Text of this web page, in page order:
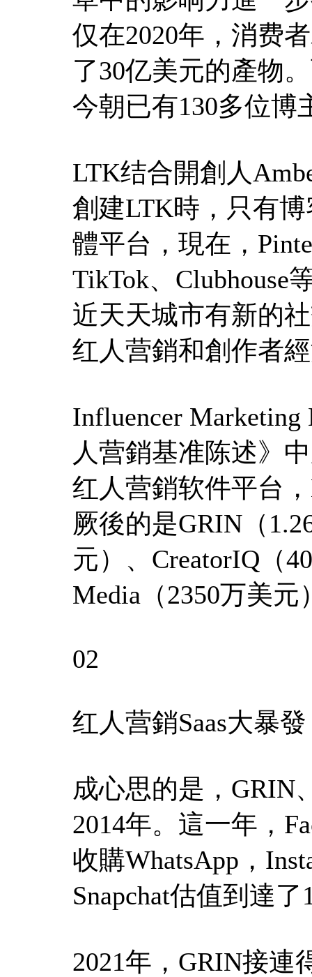
仅在2020年，消费
了30亿美元的產物
今朝已有130多位博
LTK结合開創人
創建LTK時，只有博
體平台，現在，
TikTok、Clubhouse
近天天城市有新的
红人营銷和創作者
Influencer Marketing
人营銷基准陈述》
红人营銷软件平台
厥後的是GRIN（
元）、CreatorIQ（
Media（2350万美元
02
红人营銷Saas大暴發
成心思的是，GRIN
2014年。這一年，
收購WhatsApp，
Snapchat估值到達
2021年，GRIN接連